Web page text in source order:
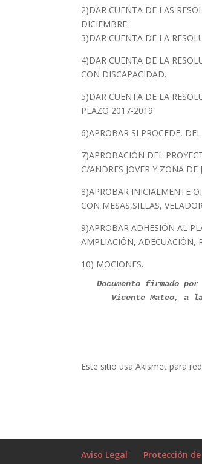
2)DAR CUENTA DE LAS
DICIEMBRE.
3)DAR CUENTA DE LA
4)DAR CUENTA DE LA
CON DISCAPACIDAD.
5)DAR CUENTA DE LA
PLAZO 2017-2019.
6)APROBAR SI PROCEDE,
7)APROBACIÓN DEL
C/ANDRES JOVER Y ZONA DE
8)APROBAR INICIALMENTE
CON MESAS,SILLAS,
9)APROBAR ADHESIÓN AL
AMPLIACIÓN, ADECUACIÓN,
10) MOCIONES.
Documento firmado
Este sitio usa Akismet para
Aviso Legal Protección